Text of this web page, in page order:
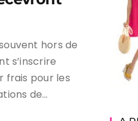
hors de
s’inscrire
frais pour les
de…